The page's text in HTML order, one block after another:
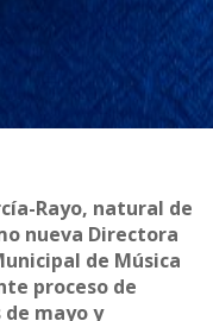
Rayo, natural de
nueva Directora
de Música
proceso de
mayo y